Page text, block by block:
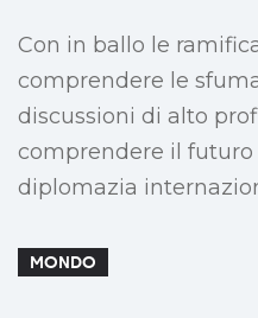
Con in ballo le
comprendere le
discussioni di alto
comprendere il futuro
diplomazia
MONDO